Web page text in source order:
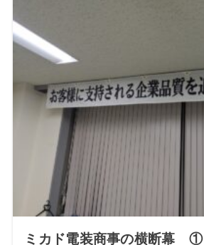
ミカド電装商事の横断幕 ①